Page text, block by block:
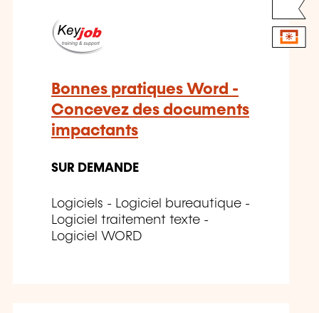
Bonnes pratiques Word -
Concevez des documents
impactants
SUR DEMANDE
Logiciels - Logiciel bureautique -
Logiciel traitement texte -
Logiciel WORD